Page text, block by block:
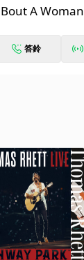
A Woman
答鈴